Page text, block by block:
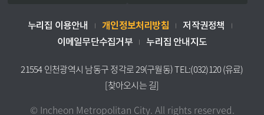
누리집 이용안내 개인정보처리방침
저작권정책
이메일무단수집거부
누리집 안내지도
21554 인천광역시 남동구 정각로 29(구월동) TEL:(032)120 (유료)
[찾아오시는 길]
© Incheon Metropolitan City. All rights reserved.